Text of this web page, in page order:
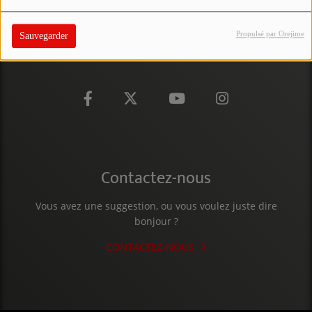
Sauvegarder Propulsé par Orejime
JEUX CONCOURS
VENEZ DANS LE PUBLIC !
L'ŒIL DE L'OIE | PRÉSENTATION
VIDÉOS | L’ŒIL DE L'OIE
Contactez-nous
Vous avez une suggestion, ou vous voulez juste dire
bonjour ?
CONTACTEZ-NOUS